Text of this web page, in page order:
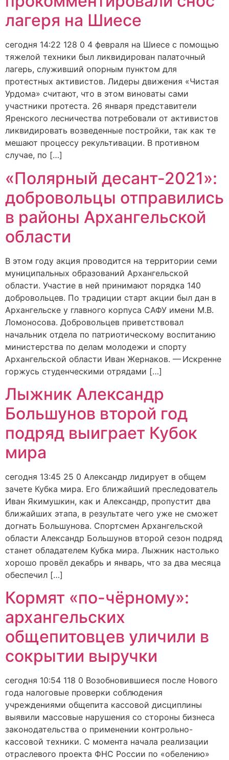
лагеря на Шиесе
сегодня 14:22 128 0 4 февраля на Шиесе с помощью
тяжелой техники был ликвидирован палаточный
лагерь, служивший опорным пунктом для
протестных активистов. Лидеры движения «Чистая
Урдома» считают, что в этом виноваты сами
участники протеста. 26 января представители
Яренского лесничества потребовали от активистов
ликвидировать возведенные постройки, так как те
мешают процессу рекультивации. В противном
случае, по […]
«Полярный десант-2021»:
добровольцы отправились
в районы Архангельской
области
В этом году акция проводится на территории семи
муниципальных образований Архангельской
области. Участие в ней принимают порядка 140
добровольцев. По традиции старт акции был дан в
Архангельске у главного корпуса САФУ имени М.В.
Ломоносова. Добровольцев приветствовал
начальник отдела по патриотическому воспитанию
министерства по делам молодежи и спорту
Архангельской области Иван Жернаков. — Искренне
горжусь студенческими отрядами […]
Лыжник Александр
Большунов второй год
подряд выиграет Кубок
мира
сегодня 13:45 25 0 Александр лидирует в общем
зачете Кубка мира. Его ближайший преследователь
Иван Якимушкин, как и Александр, пропустит два
ближайших этапа, в результате чего уже не сможет
догнать Большунова. Спортсмен Архангельской
области Александр Большунов второй сезон подряд
станет обладателем Кубка мира. Лыжник настолько
хорошо провёл декабрь и январь, что за два месяца
обеспечил […]
Кормят «по-чёрному»:
архангельских
общепитовцев уличили в
сокрытии выручки
сегодня 10:54 118 0 Возобновившиеся после Нового
года налоговые проверки соблюдения
учреждениями общепита кассовой дисциплины
выявили массовые нарушения со стороны бизнеса
законодательства о применении контрольно-
кассовой техники. С момента начала реализации
отраслевого проекта ФНС России по «обелению»